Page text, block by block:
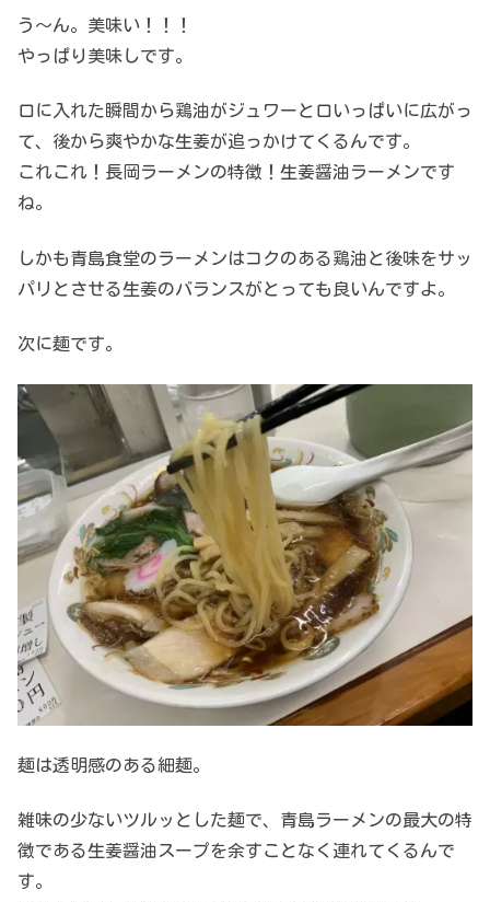
う～ん。美味い！！！
やっぱり美味しです。
口に入れた瞬間から鶏油がジュワーと口いっぱいに広がっ
て、後から爽やかな生姜が追っかけてくるんです。
これこれ！長岡ラーメンの特徴！生姜醤油ラーメンです
ね。
しかも青島食堂のラーメンはコクのある鶏油と後味をサッ
パリとさせる生姜のバランスがとっても良いんですよ。
次に麺です。
麺は透明感のある細麺。
雑味の少ないツルッとした麺で、青島ラーメンの最大の特
徴である生姜醤油スープを余すことなく連れてくるんで
す。